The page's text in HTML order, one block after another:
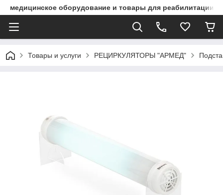
медицинское оборудование и товары для реабилитации
Товары и услуги РЕЦИРКУЛЯТОРЫ "АРМЕД"